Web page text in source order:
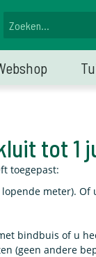
tot 1
toegepast:
meter).
bindbuis of u
(geen andere